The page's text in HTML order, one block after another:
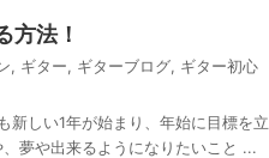
方法！
, ギター, ギターブログ, ギター初心
しい1年が始まり、年始に目標を立
夢や出来るようになりたいこと ...